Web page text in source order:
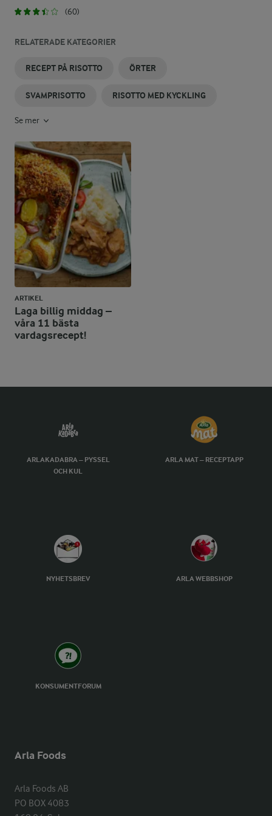
(60)
RELATERADE KATEGORIER
RECEPT PÅ RISOTTO ÖRTER
SVAMPRISOTTO RISOTTO MED KYCKLING
Se mer
ARTIKEL
Laga billig middag –
våra 11 bästa
vardagsrecept!
ARLAKADABRA – PYSSEL
OCH KUL
ARLA MAT – RECEPTAPP
NYHETSBREV ARLA WEBBSHOP
KONSUMENTFORUM
Arla Foods
Arla Foods AB
PO BOX 4083